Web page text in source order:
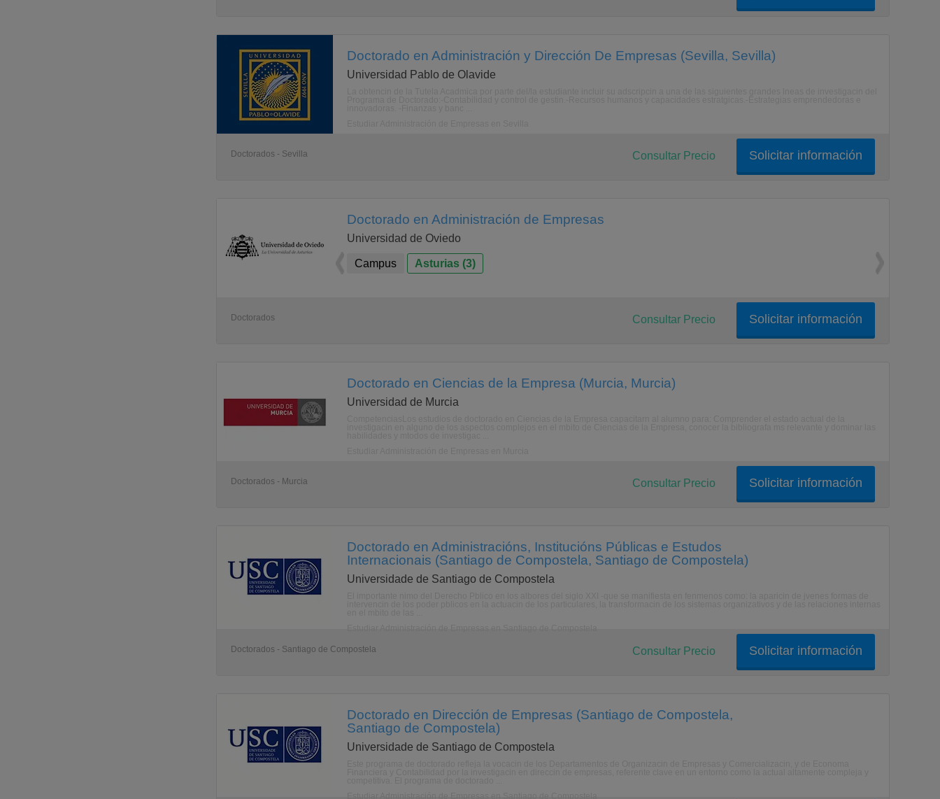
Doctorado en Administración y Dirección De Empresas (Sevilla, Sevilla)
Universidad Pablo de Olavide
Doctorados - Sevilla Solicitar información
Consultar Precio
Doctorado en Administración de Empresas
Universidad de Oviedo
Campus Asturias (3)
Doctorados Solicitar información
Consultar Precio
Doctorado en Ciencias de la Empresa (Murcia, Murcia)
Universidad de Murcia
Doctorados - Murcia Solicitar información
Consultar Precio
Doctorado en Administracións, Institucións Públicas e Estudos
Internacionais (Santiago de Compostela, Santiago de Compostela)
Universidade de Santiago de Compostela
Doctorados - Santiago de Compostela Solicitar información
Consultar Precio
Doctorado en Dirección de Empresas (Santiago de Compostela,
Santiago de Compostela)
Universidade de Santiago de Compostela